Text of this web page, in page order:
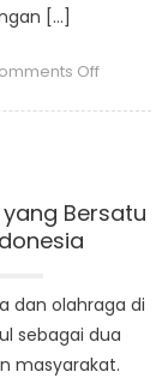
[…]
Offon
is
Bersatu
dan olahraga di
sebagai dua
masyarakat.